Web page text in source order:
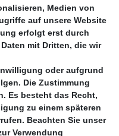
Medien von
auf unsere Website
erfolgt erst durch
mit Dritten, die wir
oder aufgrund
Die Zustimmung
Es besteht das Recht,
zu einem späteren
Beachten Sie unser
Verwendung